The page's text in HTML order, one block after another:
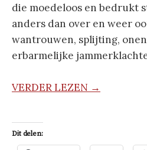
die moedeloos en bedrukt
anders dan over en weer
wantrouwen, splijting,
erbarmelijke
VERDER LEZEN →
Dit delen: